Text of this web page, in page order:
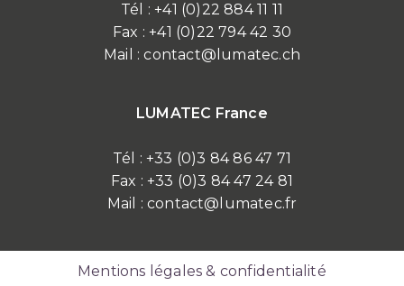
Tél : +41 (0)22 884 11 11
Fax : +41 (0)22 794 42 30
Mail : contact@lumatec.ch
LUMATEC France
Tél : +33 (0)3 84 86 47 71
Fax : +33 (0)3 84 47 24 81
Mail : contact@lumatec.fr
Mentions légales & confidentialité